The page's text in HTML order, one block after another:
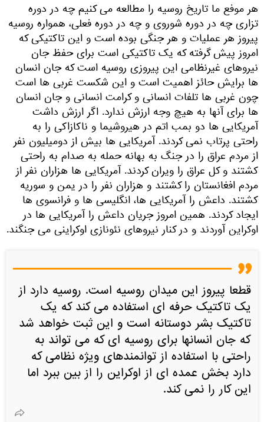
هر موفع ما تاریخ روسیه را مطالعه می کنیم چه در دوره
تزاری چه در دوره شوروی و چه در دوره فعلی، همواره روسیه
پیروز هر عملیات و هر جنگی بوده است و این تاکتیکی که
امروز پیش گرفته که یک تاکتیکی است برای حفظ جان
نیروهای غیرنظامی این پیروزی روسیه است که جان انسان
ها برایش حائز اهمیت است و این شکست غربی ها است
چون غربی ها تلفات انسانی و کرامت انسانی و جان انسان
ها برای آنها به هیچ وجه ارزش ندارد. اگر ارزش داشت
آمریکایی ها دو بمب اتم در هیروشیما و ناکازاکی را به
راحتی پرتاب نمی کردند. آمریکایی ها بیش از دومیلیون نفر
از مردم عراق را در جنگ به بهانه حمله به صدام به راحتی
کشتند و کل عراق را ویران کردند. آمریکایی ها هزاران نفر از
مردم افغانستان را کشتند و هزاران نفر را در یمن و سوریه
کشتند. داعش را آمریکایی ها، انگلیسی ها و فرانسوی ها
ایجاد کردند. همین امروز جریان داعش را آمریکایی ها در
اوکراین آوردند و در کنار نیروهای نئونازی اوکراینی می جنگند.
قطعا پیروز این میدان روسیه است. روسیه دارد از
یک تاکتیک حرفه ای استفاده می کند که یک
تاکتیک بشر دوستانه است و این ثبت خواهد شد
که جان انسانها برای روسیه ای که می تواند به
راحتی با استفاده از توانمندهای ویژه نظامی که
دارد بخش عمده ای از اوکراین را از بین ببرد اما
این کار را نمی کند.